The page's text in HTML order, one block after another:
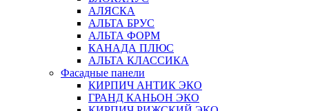
АЛЯСКА
АЛЬТА БРУС
АЛЬТА ФОРМ
КАНАДА ПЛЮС
АЛЬТА КЛАССИКА
Фасадные панели
КИРПИЧ АНТИК ЭКО
ГРАНД КАНЬОН ЭКО